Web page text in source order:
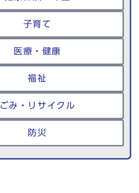
子育て
医療・健康
福祉
ごみ・リサイクル
防災